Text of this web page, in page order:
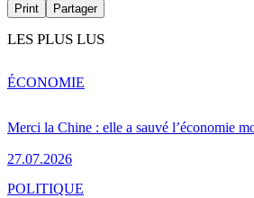
Print Partager
LES PLUS LUS
Merci la Chine : elle a sauvé l’économie
27.07.2026
ÉCONOMIE
POLITIQUE